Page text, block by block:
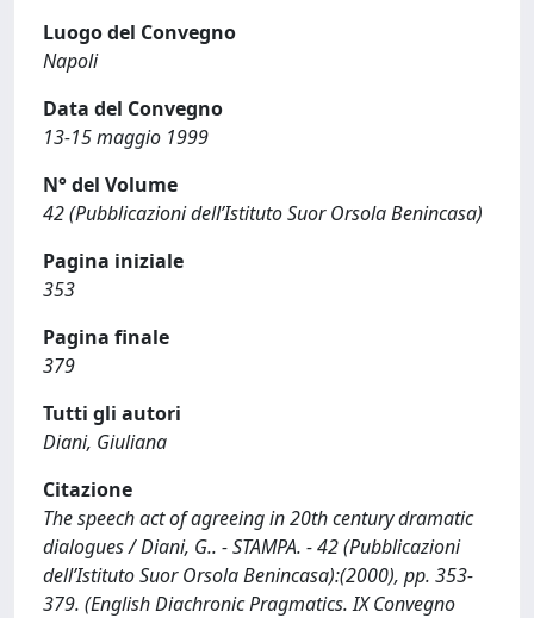
Luogo del Convegno
Napoli
Data del Convegno
13-15 maggio 1999
N° del Volume
42 (Pubblicazioni dell’Istituto Suor Orsola Benincasa)
Pagina iniziale
353
Pagina finale
379
Tutti gli autori
Diani, Giuliana
Citazione
The speech act of agreeing in 20th century dramatic
dialogues / Diani, G.. - STAMPA. - 42 (Pubblicazioni
dell’Istituto Suor Orsola Benincasa):(2000), pp. 353-
379. (English Diachronic Pragmatics. IX Convegno